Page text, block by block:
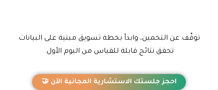
توقّف عن التخمين، وابدأ بخطة تسويق مبنية على البيانات
تحقق نتائج قابلة للقياس من اليوم الأول.
احجز جلستك الاستشارية المجانية الآن 🤝